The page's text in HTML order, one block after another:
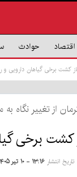
اقتصاد حوادث
کشت برخی گیاهان دارویی و
از تغییر نگاه به
برخی
تاریخ انتشار ۱۳:۱۶ - ۱۰ تیر ۱۴۰۵